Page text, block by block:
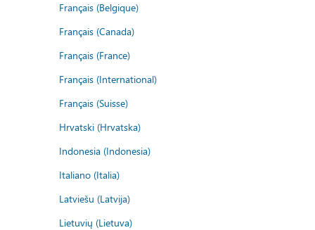
Français (Belgique)
Français (Canada)
Français (France)
Français (International)
Français (Suisse)
Hrvatski (Hrvatska)
Indonesia (Indonesia)
Italiano (Italia)
Latviešu (Latvija)
Lietuvių (Lietuva)